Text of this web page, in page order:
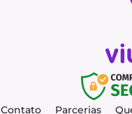
Contato Parcerias